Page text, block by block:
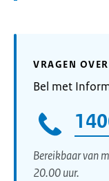
VRAGEN
Bel met
Bereikbaar van
20.00 uur.